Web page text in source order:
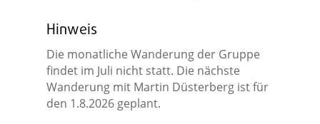
Hinweis
Die monatliche Wanderung der Gruppe
findet im Juli nicht statt. Die nächste
Wanderung mit Martin Düsterberg ist für
den 1.8.2026 geplant.